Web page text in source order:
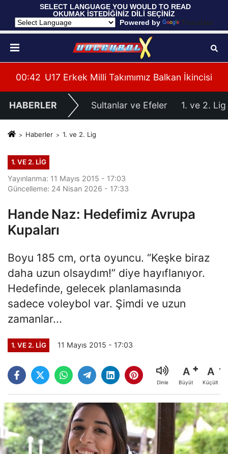
SELECT LANGUAGE YOU WOULD TO READ
OKUMAK İSTEDİĞİNİZ DİLİ SEÇİNİZ
Powered by
Translate
00:37 Filenin Sultanları, Hazırlık Maçında
HABERLER Sultanlar ve Efeler 1. ve 2. Lig
Haberler 1. ve 2. Lig
1. VE 2. LIG
Yayınlanma: 11 Mayıs 2015 - 17:03
Güncelleme: 24 Nisan 2026 - 17:33
Hande Naz: Hedefimiz Avrupa
Kupaları
Boyu 185 cm, orta oyuncu. “Keşke biraz
daha uzun olsaydım!” diye hayıflanıyor.
Hedefinde, gelecek planlamasında
sadece voleybol var. Şimdi ve uzun
zamanlar...
1. VE 2. LIG 11 Mayıs 2015 - 17:03
Dinle
A
Büyüt
A
Küçült